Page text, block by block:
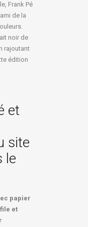
Frank Pé
de la
noir de
rajoutant
édition
et
site
le
papier
et